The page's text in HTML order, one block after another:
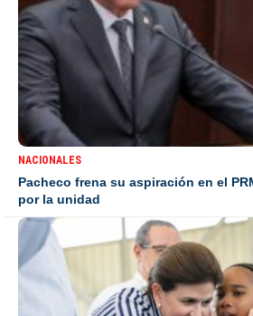
NACIONALES
Pacheco frena su aspiración en el
por la unidad